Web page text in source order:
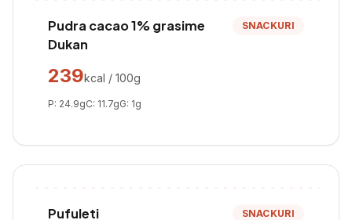
Pudra cacao 1% grasime
Dukan
SNACKURI
239kcal / 100g
P: 24.9gC: 11.7gG: 1g
Pufuleti SNACKURI